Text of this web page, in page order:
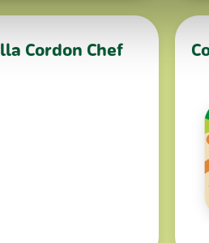
social media, i quali potrebbero
dei loro servizi.
Cordon Chef